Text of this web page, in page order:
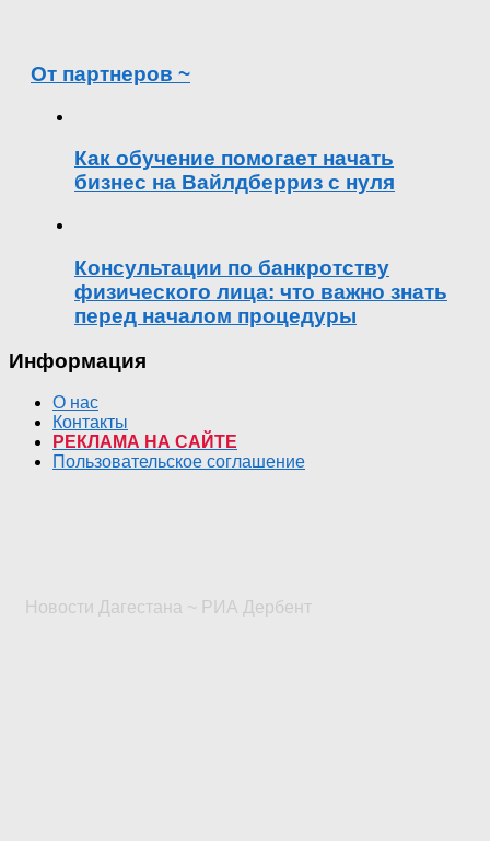
От партнеров ~
Как обучение помогает начать
бизнес на Вайлдберриз с нуля
Консультации по банкротству
физического лица: что важно знать
перед началом процедуры
Информация
О нас
Контакты
РЕКЛАМА НА САЙТЕ
Пользовательское соглашение
Новости Дагестана ~ РИА Дербент